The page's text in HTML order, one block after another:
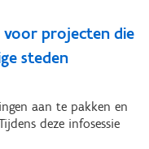
voor projecten die
steden
aan te pakken en
deze infosessie